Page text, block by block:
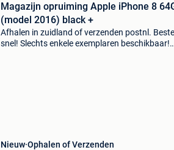
Magazijn opruiming Apple iPhone 8
(model 2016) black +
Afhalen in zuidland of verzenden postnl.
snel! Slechts enkele exemplaren beschikbaar!
Nieuw Ophalen of Verzenden